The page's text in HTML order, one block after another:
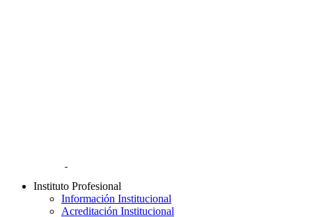
Instituto Profesional
Información Institucional
Acreditación Institucional